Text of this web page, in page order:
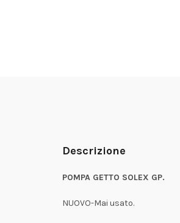
Descrizione
POMPA GETTO SOLEX GP.
NUOVO-Mai usato.